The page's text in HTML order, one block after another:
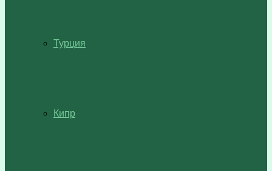
Турция
Кипр